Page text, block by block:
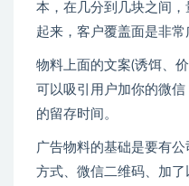
本，在几分到几块之间
起来，客户覆盖面是非常
物料上面的文案(诱饵、
可以吸引用户加你的微
的留存时间。
广告物料的基础是要有
方式、微信二维码、加